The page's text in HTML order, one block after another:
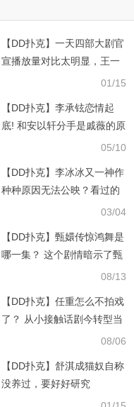
【DD扑克】一天四部大剧官
宣播放量对比太明显，王一
01/15
【DD扑克】李承铉恋情起
底! 和安以轩分手是戚薇的原
05/10
【DD扑克】李冰冰又一神作
种种原因无法公映？看过的
03/04
【DD扑克】甄嬛传惊鸿舞是
哪一集？ 这个剧情暗示了甄
08/13
【DD扑克】任重怎么不拍戏
了？ 从小接触话剧今转型当
08/06
【DD扑克】舒淇成猫奴自称
没养过，要好好研究